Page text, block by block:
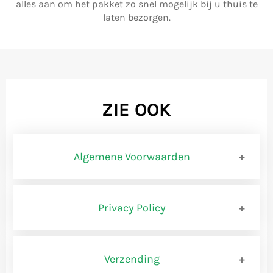
alles aan om het pakket zo snel mogelijk bij u thuis te
laten bezorgen.
ZIE OOK
Algemene Voorwaarden
BEDRIJFSCONSTRUCTIE
Privacy Policy
Verzending